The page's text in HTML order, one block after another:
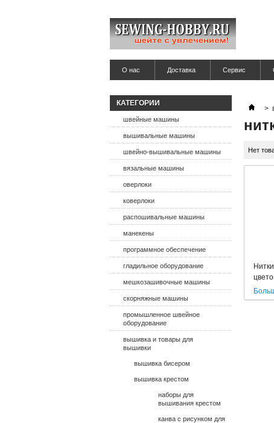
О нас Доставка Сервис
КАТЕГОРИИ
швейные машины
вышивальные машины
швейно-вышивальные машины
вязальные машины
оверлоки
коверлоки
распошивальные машины
манекены
программное обеспечение
гладильное оборудование
мешкозашивочные машины
скорняжные машины
промышленное швейное
оборудование
вышивка и товары для
вышивки
вышивка бисером
вышивка крестом
наборы для
вышивания крестом
канва с рисунком для
>
Нет